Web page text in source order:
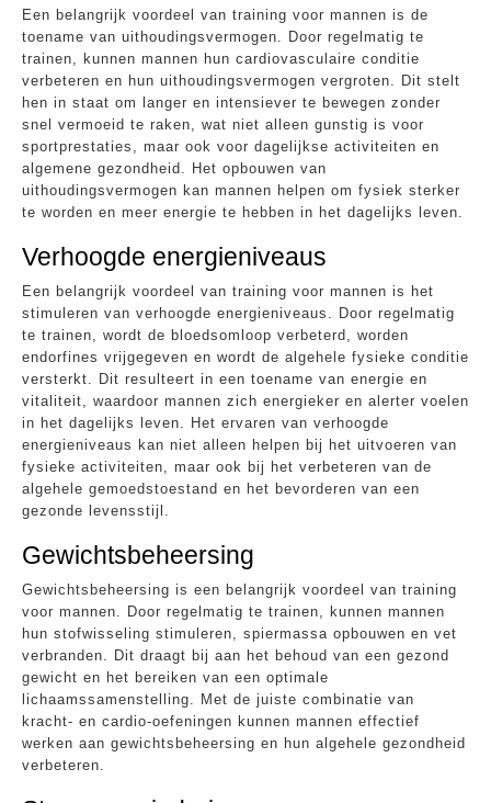
Een belangrijk voordeel van training voor mannen is de
toename van uithoudingsvermogen. Door regelmatig te
trainen, kunnen mannen hun cardiovasculaire conditie
verbeteren en hun uithoudingsvermogen vergroten. Dit stelt
hen in staat om langer en intensiever te bewegen zonder
snel vermoeid te raken, wat niet alleen gunstig is voor
sportprestaties, maar ook voor dagelijkse activiteiten en
algemene gezondheid. Het opbouwen van
uithoudingsvermogen kan mannen helpen om fysiek sterker
te worden en meer energie te hebben in het dagelijks leven.
Verhoogde energieniveaus
Een belangrijk voordeel van training voor mannen is het
stimuleren van verhoogde energieniveaus. Door regelmatig
te trainen, wordt de bloedsomloop verbeterd, worden
endorfines vrijgegeven en wordt de algehele fysieke conditie
versterkt. Dit resulteert in een toename van energie en
vitaliteit, waardoor mannen zich energieker en alerter voelen
in het dagelijks leven. Het ervaren van verhoogde
energieniveaus kan niet alleen helpen bij het uitvoeren van
fysieke activiteiten, maar ook bij het verbeteren van de
algehele gemoedstoestand en het bevorderen van een
gezonde levensstijl.
Gewichtsbeheersing
Gewichtsbeheersing is een belangrijk voordeel van training
voor mannen. Door regelmatig te trainen, kunnen mannen
hun stofwisseling stimuleren, spiermassa opbouwen en vet
verbranden. Dit draagt bij aan het behoud van een gezond
gewicht en het bereiken van een optimale
lichaamssamenstelling. Met de juiste combinatie van
kracht- en cardio-oefeningen kunnen mannen effectief
werken aan gewichtsbeheersing en hun algehele gezondheid
verbeteren.